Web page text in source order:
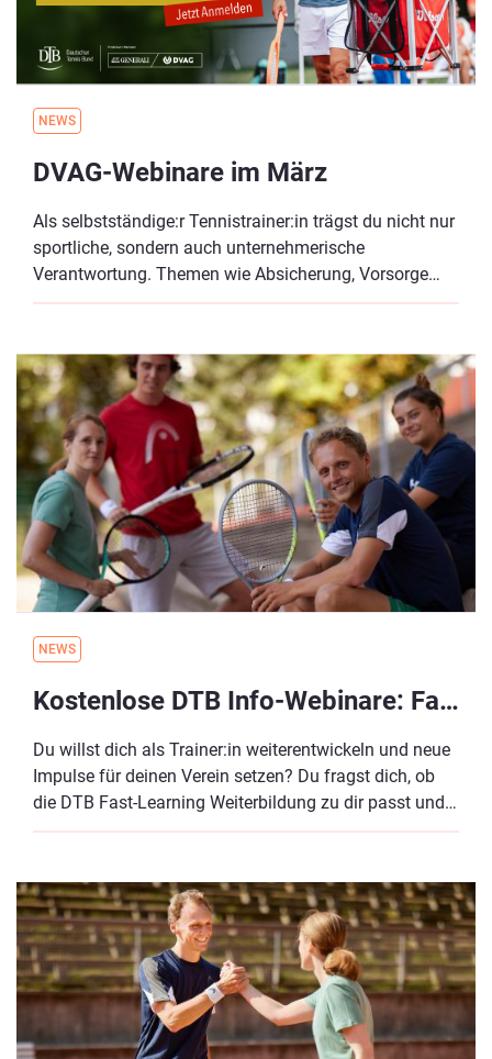
NEWS
DVAG-Webinare im März
Als selbstständige:r Tennistrainer:in trägst du nicht nur
sportliche, sondern auch unternehmerische
Verantwortung. Themen wie Absicherung, Vorsorge
und finanzielle Struktur gehören genauso dazu wie
Seminar an.
NEWS
Kostenlose DTB Info-Webinare: Fast-Learning Konzept und zertifizierte Weiterbildungen
Du willst dich als Trainer:in weiterentwickeln und neue
Impulse für deinen Verein setzen? Du fragst dich, ob
die DTB Fast-Learning Weiterbildung zu dir passt und
was genau hinter dem Fast-Learning Konzept steckt?
dich!